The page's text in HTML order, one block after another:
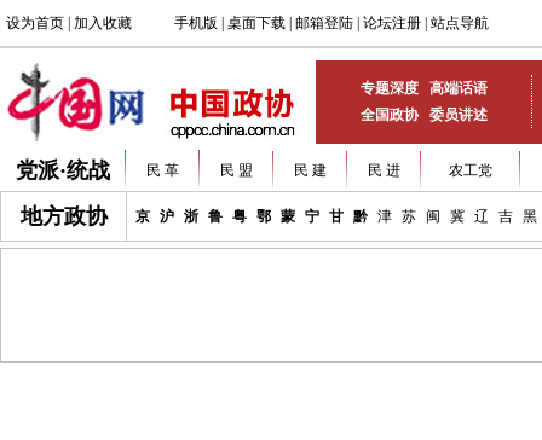
专题深度
高端话语
全国政协
委员讲述
党派·统战 民 革 民 盟 民 建 民 进 农工党
地方政协 京 沪 浙 鲁 粤 鄂 蒙 宁 甘 黔 津 苏 闽 冀 辽 吉 黑